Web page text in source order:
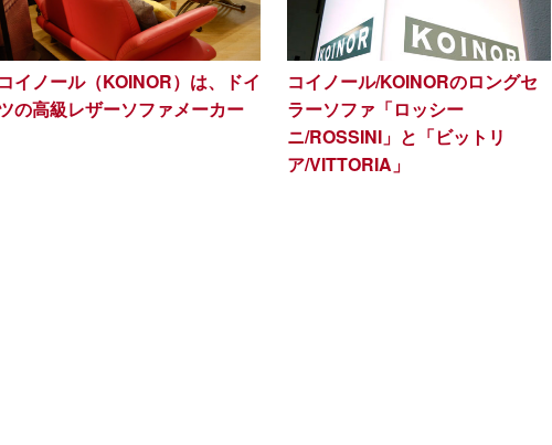
コイノール（KOINOR）は、ドイ
の高級レザーソファメーカー
コイノール/KOINORのロングセ
ラーソファ「ロッシー
ニ/ROSSINI」と「ビットリ
ア/VITTORIA」